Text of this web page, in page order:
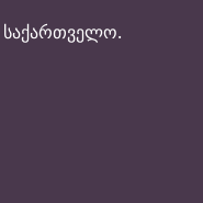
საქართველო.